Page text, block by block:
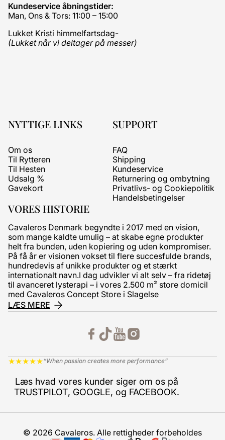
VORES HISTORIE
Cavaleros Denmark begyndte i 2017 med en vision,
som mange kaldte umulig – at skabe egne produkter
helt fra bunden, uden kopiering og uden kompromiser.
På få år er visionen vokset til flere succesfulde brands,
hundredevis af unikke produkter og et stærkt
internationalt navn.I dag udvikler vi alt selv – fra ridetøj
til avanceret lysterapi – i vores 2.500 m² store domicil
med Cavaleros Concept Store i Slagelse
LÆS MERE
★★★★★“When passion creates more performance”
Læs hvad vores kunder siger om os på
TRUSTPILOT, GOOGLE, og FACEBOOK.
Kundeservice åbningstider:
Man, Ons & Tors: 11:00 – 15:00
Lukket Kristi himmelfartsdag-
(Lukket når vi deltager på messer)
NYTTIGE LINKS
Om os
Til Rytteren
Til Hesten
Udsalg %
Gavekort
SUPPORT
FAQ
Shipping
Kundeservice
Returnering og ombytning
Privatlivs- og Cookiepolitik
Handelsbetingelser
© 2026 Cavaleros. Alle rettigheder forbeholdes